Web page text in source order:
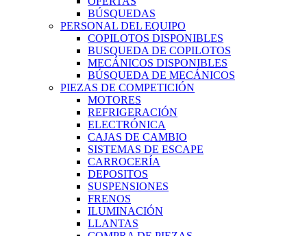
BÚSQUEDAS
PERSONAL DEL EQUIPO
COPILOTOS DISPONIBLES
BUSQUEDA DE COPILOTOS
MECÁNICOS DISPONIBLES
BÚSQUEDA DE MECÁNICOS
PIEZAS DE COMPETICIÓN
MOTORES
REFRIGERACIÓN
ELECTRÓNICA
CAJAS DE CAMBIO
SISTEMAS DE ESCAPE
CARROCERÍA
DEPOSITOS
SUSPENSIONES
FRENOS
ILUMINACIÓN
LLANTAS